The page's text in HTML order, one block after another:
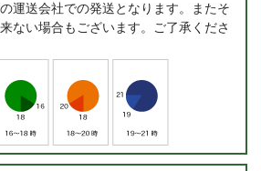
運送会社での発送となります。またそ
ない場合もございます。ご了承くださ